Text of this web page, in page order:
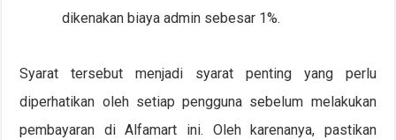
dikenakan biaya admin sebesar 1%.
Syarat tersebut menjadi syarat penting yang perlu
diperhatikan oleh setiap pengguna sebelum melakukan
pembayaran di Alfamart ini. Oleh karenanya, pastikan